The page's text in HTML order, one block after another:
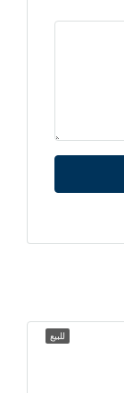
للبيع